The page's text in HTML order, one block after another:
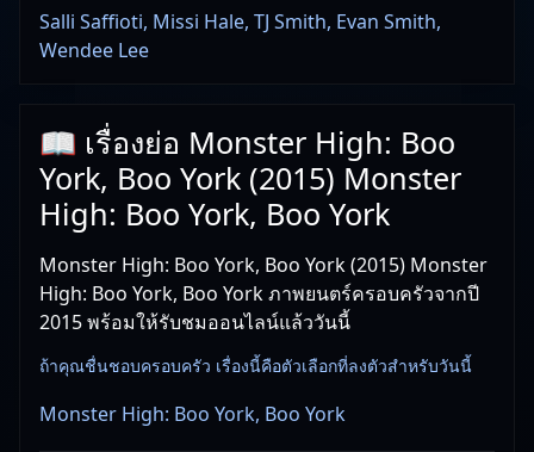
Salli Saffioti, Missi Hale, TJ Smith, Evan Smith,
Wendee Lee
📖 เรื่องย่อ Monster High: Boo
York, Boo York (2015) Monster
High: Boo York, Boo York
Monster High: Boo York, Boo York (2015) Monster
High: Boo York, Boo York ภาพยนตร์ครอบครัวจากปี
2015 พร้อมให้รับชมออนไลน์แล้ววันนี้
ถ้าคุณชื่นชอบครอบครัว เรื่องนี้คือตัวเลือกที่ลงตัวสำหรับวันนี้
Monster High: Boo York, Boo York